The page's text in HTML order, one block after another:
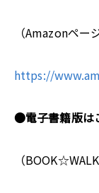
（Amazonページ
https://
●電子書籍版は
（